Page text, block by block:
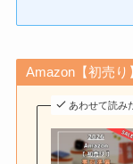
Amazon【初売り
あわせて読み